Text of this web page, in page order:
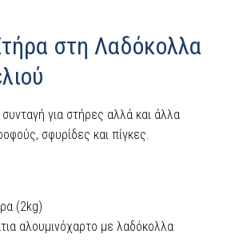
στη Λαδόκολλα
για στήρες αλλά και άλλα
σφυρίδες και πίγκες.
(2kg)
αλουμινόχαρτο με λαδόκολλα